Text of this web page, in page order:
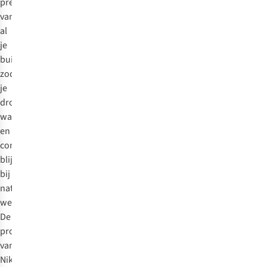
van
al
je
buitensportkleding,
zodat
je
droog,
warm
en
comfortabel
blijft
bij
nat
weer.
De
producten
van
Nikwax